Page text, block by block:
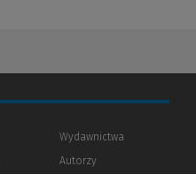
Wydawnictwa
Autorzy